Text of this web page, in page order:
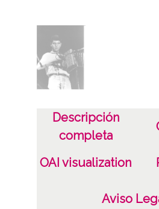
Notas
Procede de transferencia R-
Licencia de las
Descripción
completa
OAI visualization
Aviso